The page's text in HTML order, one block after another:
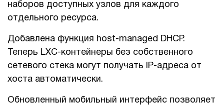
наборов доступных узлов для каждого
отдельного ресурса.
Добавлена функция host-managed DHCP.
Теперь LXC-контейнеры без собственного
сетевого стека могут получать IP-адреса от
хоста автоматически.
Обновленный мобильный интерфейс позволяет